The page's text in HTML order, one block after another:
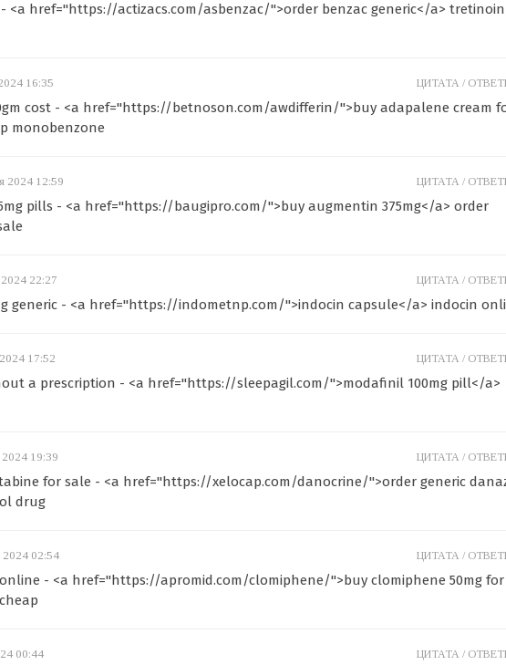
<a href="https://actizacs.com/asbenzac/">order benzac generic</a> tretinoin
16:35
cost - <a href="https://betnoson.com/awdifferin/">buy adapalene cream
monobenzone
ЦИТАТА /
2024 12:59
pills - <a href="https://baugipro.com/">buy augmentin 375mg</a> order
ЦИТАТА /
2024 22:27
generic - <a href="https://indometnp.com/">indocin capsule</a> indocin
ЦИТАТА /
17:52
a prescription - <a href="https://sleepagil.com/">modafinil 100mg pill</a>
ЦИТАТА /
2024 19:39
for sale - <a href="https://xelocap.com/danocrine/">order generic
drug
ЦИТАТА /
2024 02:54
- <a href="https://apromid.com/clomiphene/">buy clomiphene 50mg for
ЦИТАТА /
00:44 ЦИТАТА /